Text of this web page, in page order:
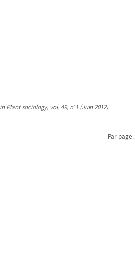
in Plant sociology, vol. 49, n°1 (Juin 2012)
Par page :